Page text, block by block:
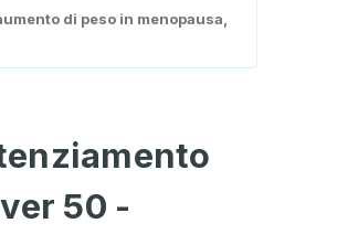
di peso in menopausa,
50 -